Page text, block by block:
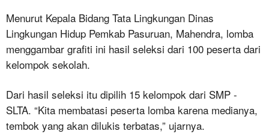
Menurut Kepala Bidang Tata Lingkungan Dinas
Lingkungan Hidup Pemkab Pasuruan, Mahendra, lomba
menggambar grafiti ini hasil seleksi dari 100 peserta dari
kelompok sekolah.
Dari hasil seleksi itu dipilih 15 kelompok dari SMP -
SLTA. “Kita membatasi peserta lomba karena medianya,
tembok yang akan dilukis terbatas,” ujarnya.